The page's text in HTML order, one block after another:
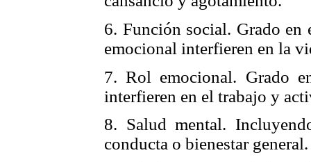
6. Función social. Grado en
emocional interfieren en la
7. Rol emocional. Grado
interfieren en el trabajo y
8. Salud mental.
conducta o bienestar general.